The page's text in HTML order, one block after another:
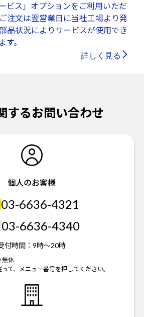
ビス」オプションをご利用いただ
注文は翌営業日に当社工場より発
品状況によりサービスが使用でき
す。
詳しく見る
するお問い合わせ
個人のお客様
03-6636-4321
03-6636-4340
付時間： 9時～20時
無休
て、メニュー番号を押してください。